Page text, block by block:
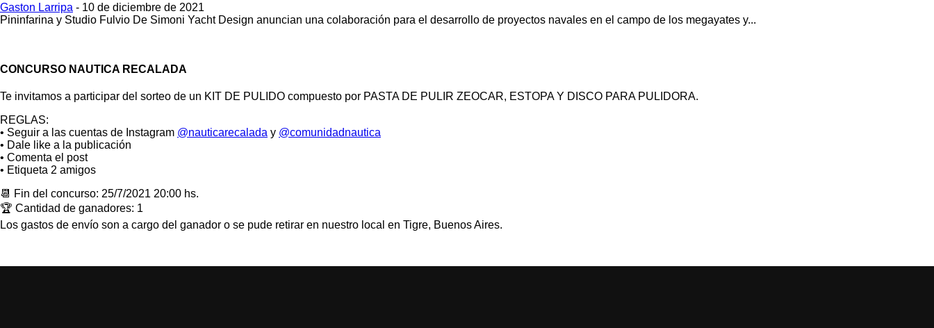
Gaston Larripa - 10 de diciembre de 2021
Pininfarina y Studio Fulvio De Simoni Yacht Design anuncian una colaboración para el desarrollo de proyectos navales en el campo de los megayates y...
CONCURSO NAUTICA RECALADA
Te invitamos a participar del sorteo de un KIT DE PULIDO compuesto por PASTA DE PULIR ZEOCAR, ESTOPA Y DISCO PARA PULIDORA.
REGLAS:
• Seguir a las cuentas de Instagram @nauticarecalada y @comunidadnautica
• Dale like a la publicación
• Comenta el post
• Etiqueta 2 amigos
📆 Fin del concurso: 25/7/2021 20:00 hs.
🏆 Cantidad de ganadores: 1
Los gastos de envío son a cargo del ganador o se pude retirar en nuestro local en Tigre, Buenos Aires.